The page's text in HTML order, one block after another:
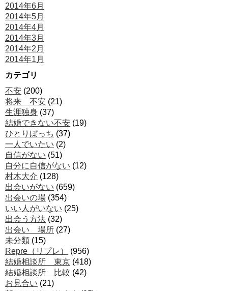
2014年6月
2014年5月
2014年4月
2014年3月
2014年2月
2014年1月
カテゴリ
不安 (200)
将来 不安 (21)
生涯独身 (37)
結婚できない不安 (19)
ひとりぼっち (37)
一人でいたい (2)
自信がない (51)
自分に自信がない (12)
村木大介 (128)
出会いがない (659)
出会いの場 (354)
いい人がいない (25)
出会う方法 (32)
出会い 場所 (27)
未分類 (15)
Repre（リプレ）
(956)
結婚相談所 東京 (418)
結婚相談所 比較 (42)
お見合い (21)